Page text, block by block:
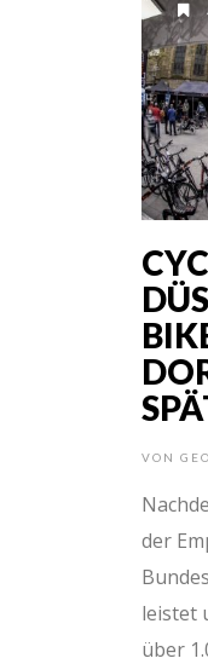
VON
der
leistet
über